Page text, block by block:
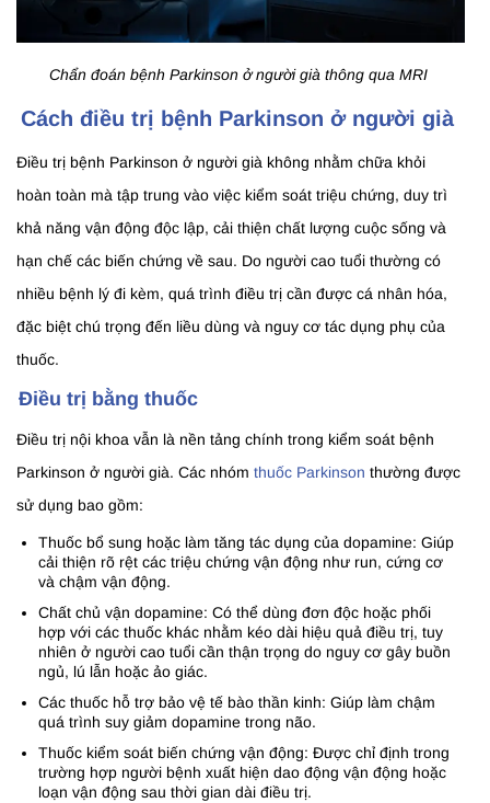
Chẩn đoán bệnh Parkinson ở người già thông qua MRI
Cách điều trị bệnh Parkinson ở người già
Điều trị bệnh Parkinson ở người già không nhằm chữa khỏi
hoàn toàn mà tập trung vào việc kiểm soát triệu chứng, duy trì
khả năng vận động độc lập, cải thiện chất lượng cuộc sống và
hạn chế các biến chứng về sau. Do người cao tuổi thường có
nhiều bệnh lý đi kèm, quá trình điều trị cần được cá nhân hóa,
đặc biệt chú trọng đến liều dùng và nguy cơ tác dụng phụ của
thuốc.
Điều trị bằng thuốc
Điều trị nội khoa vẫn là nền tảng chính trong kiểm soát bệnh
Parkinson ở người già. Các nhóm thuốc Parkinson thường được
sử dụng bao gồm:
Thuốc bổ sung hoặc làm tăng tác dụng của dopamine: Giúp
cải thiện rõ rệt các triệu chứng vận động như run, cứng cơ
và chậm vận động.
Chất chủ vận dopamine: Có thể dùng đơn độc hoặc phối
hợp với các thuốc khác nhằm kéo dài hiệu quả điều trị, tuy
nhiên ở người cao tuổi cần thận trọng do nguy cơ gây buồn
ngủ, lú lẫn hoặc ảo giác.
Các thuốc hỗ trợ bảo vệ tế bào thần kinh: Giúp làm chậm
quá trình suy giảm dopamine trong não.
Thuốc kiểm soát biến chứng vận động: Được chỉ định trong
trường hợp người bệnh xuất hiện dao động vận động hoặc
loạn vận động sau thời gian dài điều trị.